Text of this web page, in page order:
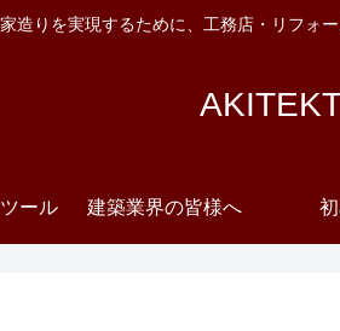
造りを実現するために、工務店・リフォ
ール 建築業界の皆様へ